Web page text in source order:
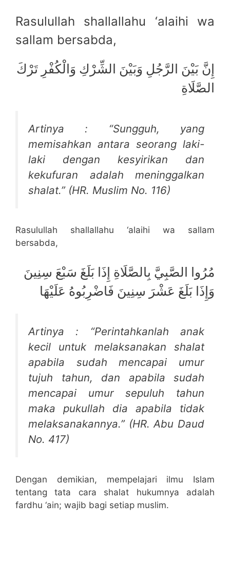
Rasulullah shallallahu ‘alaihi wa
sallam bersabda,
إِنَّ بَيْنَ الرَّجُلِ وَبَيْنَ الشِّرْكِ وَالْكُفْرِ تَرْكَ
الصَّلَاةِ
Artinya : “Sungguh, yang
memisahkan antara seorang laki-
laki dengan kesyirikan dan
kekufuran adalah meninggalkan
shalat.” (HR. Muslim No. 116)
Rasulullah shallallahu ‘alaihi wa sallam
bersabda,
مُرُوا الصَّبِيَّ بِالصَّلَاةِ إِذَا بَلَغَ سَبْعَ سِنِينَ
وَإِذَا بَلَغَ عَشْرَ سِنِينَ فَاضْرِبُوهُ عَلَيْهَا
Artinya : “Perintahkanlah anak
kecil untuk melaksanakan shalat
apabila sudah mencapai umur
tujuh tahun, dan apabila sudah
mencapai umur sepuluh tahun
maka pukullah dia apabila tidak
melaksanakannya.” (HR. Abu Daud
No. 417)
Dengan demikian, mempelajari ilmu Islam
tentang tata cara shalat hukumnya adalah
fardhu ‘ain; wajib bagi setiap muslim.